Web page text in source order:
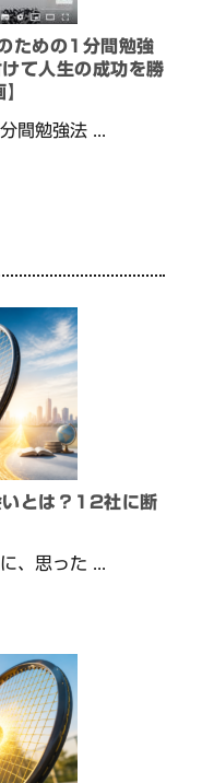
ための1分間勉強
て人生の成功を勝
間勉強法 ...
いとは？12社に断
、思った ...